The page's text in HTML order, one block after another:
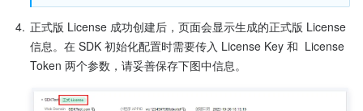
4. 正式版 License 成功创建后，页面会显示生成的正式版 License
信息。在 SDK 初始化配置时需要传入 License Key 和  License
Token 两个参数，请妥善保存下图中信息。